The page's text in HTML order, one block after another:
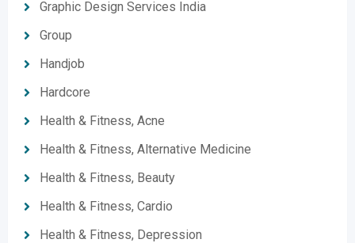
Graphic Design Services India
Group
Handjob
Hardcore
Health & Fitness, Acne
Health & Fitness, Alternative Medicine
Health & Fitness, Beauty
Health & Fitness, Cardio
Health & Fitness, Depression